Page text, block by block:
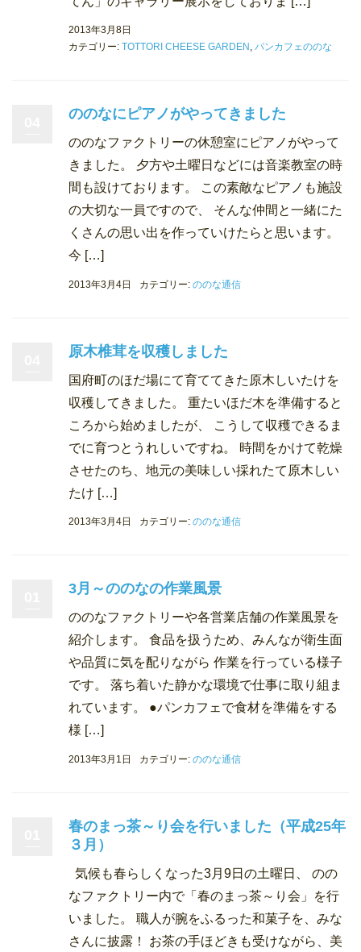
2013年3月8日
カテゴリー: TOTTORI CHEESE GARDEN , パンカフェののな
ののなにピアノがやってきました
ののなファクトリーの休憩室にピアノがやって
きました。 夕方や土曜日などには音楽教室の時
間も設けております。 この素敵なピアノも施設
の大切な一員ですので、 そんな仲間と一緒にた
くさんの思い出を作っていけたらと思います。
今 […]
2013年3月4日 カテゴリー: ののな通信
原木椎茸を収穫しました
国府町のほだ場にて育ててきた原木しいたけを
収穫してきました。 重たいほだ木を準備すると
ころから始めましたが、 こうして収穫できるま
でに育つとうれしいですね。 時間をかけて乾燥
させたのち、地元の美味しい採れたて原木しい
たけ […]
2013年3月4日 カテゴリー: ののな通信
3月～ののなの作業風景
ののなファクトリーや各営業店舗の作業風景を
紹介します。 食品を扱うため、みんなが衛生面
や品質に気を配りながら 作業を行っている様子
です。 落ち着いた静かな環境で仕事に取り組ま
れています。 ●パンカフェで食材を準備をする
様 […]
2013年3月1日 カテゴリー: ののな通信
春のまっ茶～り会を行いました（平成25年
３月）
気候も春らしくなった3月9日の土曜日、 のの
なファクトリー内で「春のまっ茶～り会」を行
いました。 職人が腕をふるった和菓子を、みな
さんに披露！ お茶の手ほどきも受けながら、美